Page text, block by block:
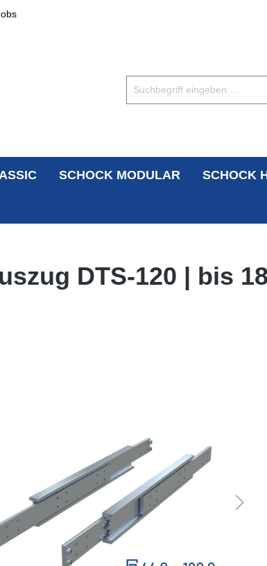
SCHOCK MODULAR SCHOCK
DTS-120 | bis